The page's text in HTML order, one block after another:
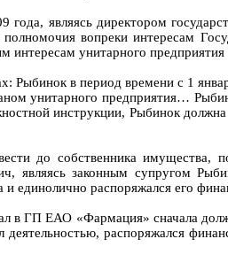
являясь директором
вопреки интересам
унитарного
Рыбинок в период времени с 1
унитарного предприятия…
инструкции, Рыбинок
до собственника имущества,
законным супругом
единолично распоряжался его
ГП ЕАО «Фармация» сначала
распоряжался